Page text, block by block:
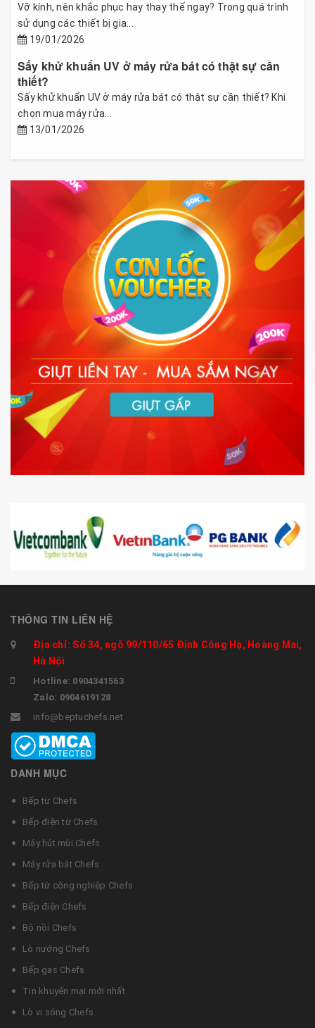
Vỡ kính, nên khắc phục hay thay thế ngay? Trong quá trình
sử dụng các thiết bị gia...
19/01/2026
Sấy khử khuẩn UV ở máy rửa bát có thật sự cần
thiết?
Sấy khử khuẩn UV ở máy rửa bát có thật sự cần thiết? Khi
chọn mua máy rửa...
13/01/2026
THÔNG TIN LIÊN HỆ
Địa chỉ: Số 34, ngõ 99/110/65 Định Công Hạ, Hoàng Mai,
Hà Nội
Hotline: 0904341563
Zalo: 0904619128
info@beptuchefs.net
DANH MỤC
Bếp từ Chefs
Bếp điện từ Chefs
Máy hút mùi Chefs
Máy rửa bát Chefs
Bếp từ công nghiệp Chefs
Bếp điện Chefs
Bộ nồi Chefs
Lò nướng Chefs
Bếp gas Chefs
Tin khuyến mại mới nhất
Lò vi sóng Chefs